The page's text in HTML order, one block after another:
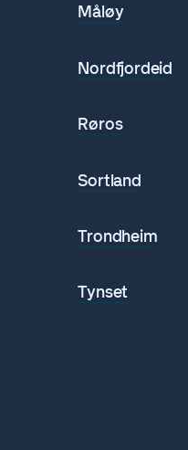
Måløy
Nordfjordeid
Røros
Sortland
Trondheim
Tynset